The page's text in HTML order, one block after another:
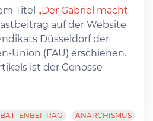
Titel „Der Gabriel macht
auf der Website
Düsseldorf der
Union (FAU) erschienen.
ist der Genosse
ANARCHISMUS